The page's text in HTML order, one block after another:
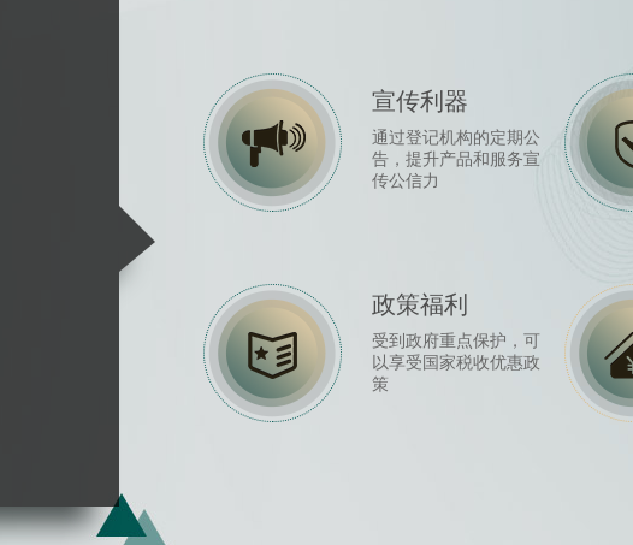
宣传利器
通过登记机构的定期公
告，提升产品和服务宣
传公信力
政策福利
受到政府重点保护，可
以享受国家税收优惠政
策